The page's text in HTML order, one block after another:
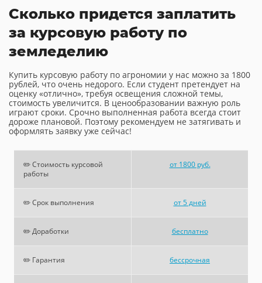
Сколько придется заплатить
за курсовую работу по
земледелию
Купить курсовую работу по агрономии у нас можно за 1800
рублей, что очень недорого. Если студент претендует на
оценку «отлично», требуя освещения сложной темы,
стоимость увеличится. В ценообразовании важную роль
играют сроки. Срочно выполненная работа всегда стоит
дороже плановой. Поэтому рекомендуем не затягивать и
оформлять заявку уже сейчас!
✏️ Стоимость курсовой
работы
от 1800 руб.
✏️ Срок выполнения от 5 дней
✏️ Доработки бесплатно
✏️ Гарантия бессрочная